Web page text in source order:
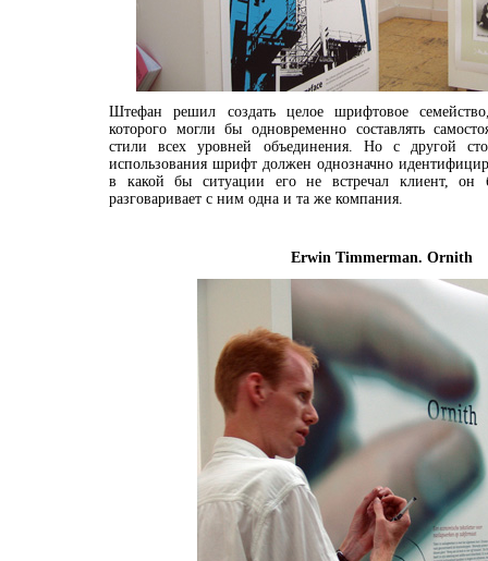
Штефан решил создать целое шрифтовое
которого могли бы одновременно составлять
стили всех уровней объединения. Но с другой
использования шрифт должен однозначно
в какой бы ситуации его не встречал клиент, он
разговаривает с ним одна и та же компания.
Erwin Timmerman. Ornith